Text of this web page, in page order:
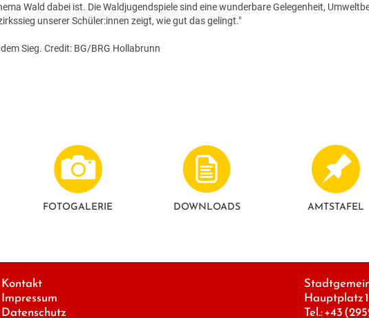
Wald dabei ist. Die Waldjugendspiele sind eine wunderbare Gelegenheit,
unserer Schüler:innen zeigt, wie gut das gelingt."
Sieg. Credit: BG/BRG Hollabrunn
FOTO­GALERIE DOWNLOADS AMTSTAFEL
Kontakt
Impressum
Datenschutz
Hauptplatz 1
Tel.:+43